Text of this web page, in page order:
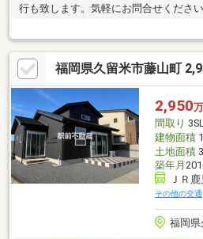
行も致します。気軽にお問合せくださ
福岡県久留米市藤山町
2,950
間取り
建物面積
土地面積
築年月
ＪＲ
その他の交通
福岡県